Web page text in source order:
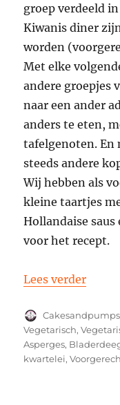
groep verdeeld
Kiwanis diner
worden
Met elke
andere groepjes
naar een ander
anders te eten,
tafelgenoten. En
steeds andere
Wij hebben als
kleine taartjes
Hollandaise
voor het recept.
Lees verder
Auteur
Cakesandpumps
Vegetarisch,
Asperges,
kwartelei,